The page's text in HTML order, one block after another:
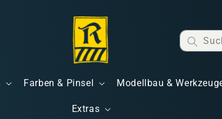
Farben & Pinsel Modellbau &
Extras